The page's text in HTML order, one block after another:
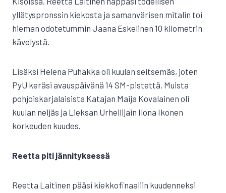
yllätyspronssin kiekosta ja samanvärisen mitalin toi
hieman odotetummin Jaana Eskelinen 10 kilometrin
kävelystä.
Lisäksi Helena Puhakka oli kuulan seitsemäs, joten
PyU keräsi avauspäivänä 14 SM-pistettä. Muista
pohjoiskarjalaisista Katajan Maija Kovalainen oli
kuulan neljäs ja Lieksan Urheilijain Ilona Ikonen
korkeuden kuudes.
Reetta piti jännityksessä
Reetta Laitinen pääsi kiekkofinaaliin kuudenneksi